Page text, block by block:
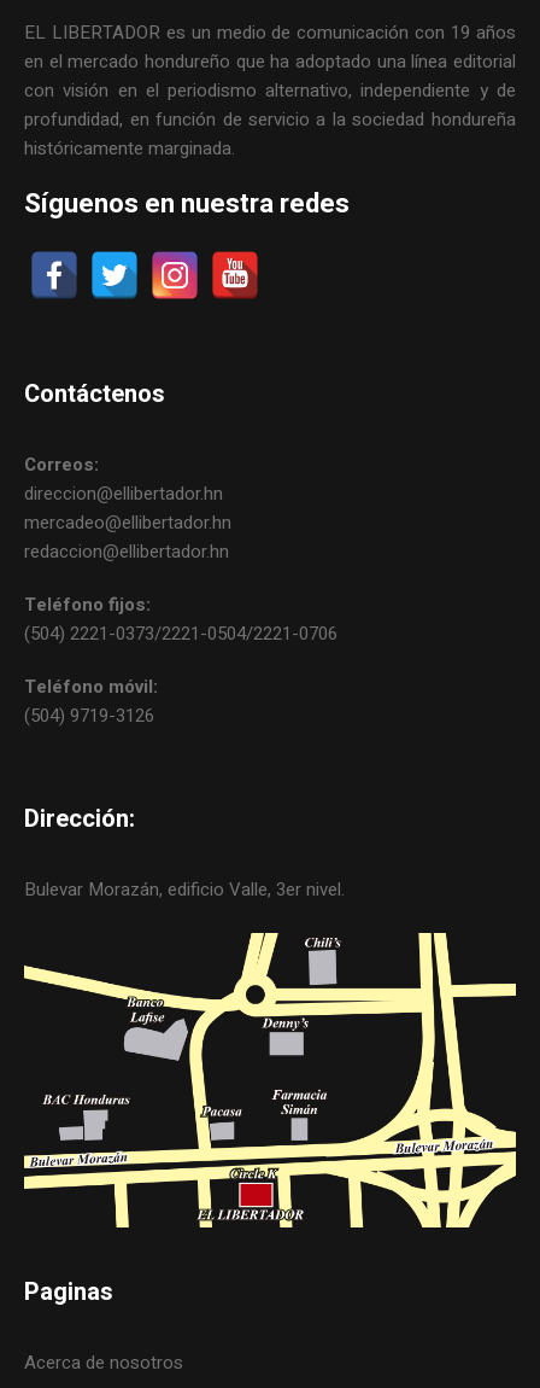
EL LIBERTADOR es un medio de comunicación con 19 años
en el mercado hondureño que ha adoptado una línea editorial
con visión en el periodismo alternativo, independiente y de
profundidad, en función de servicio a la sociedad hondureña
históricamente marginada.
Síguenos en nuestra redes
Contáctenos
Correos:
direccion@ellibertador.hn
mercadeo@ellibertador.hn
redaccion@ellibertador.hn
Teléfono fijos:
(504) 2221-0373/2221-0504/2221-0706
Teléfono móvil:
(504) 9719-3126
Dirección:
Bulevar Morazán, edificio Valle, 3er nivel.
Paginas
Acerca de nosotros